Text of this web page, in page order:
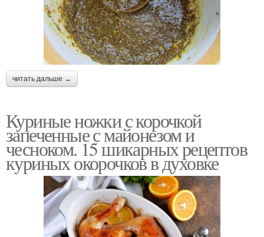
читать дальше →
Куриные ножки с корочкой
запеченные с майонезом и
чесноком. 15 шикарных рецептов
куриных окорочков в духовке